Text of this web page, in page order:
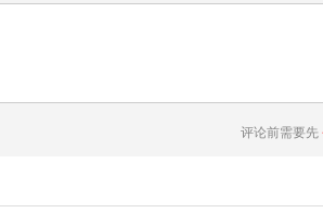
评论前需要先